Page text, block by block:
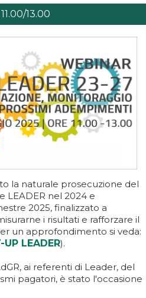
13.00
la naturale prosecuzione del
LEADER nel 2024 e
2025, finalizzato a
i risultati e rafforzare il
un approfondimento si veda:
UP LEADER).
ai referenti di Leader, del
pagatori, è stato l'occasione